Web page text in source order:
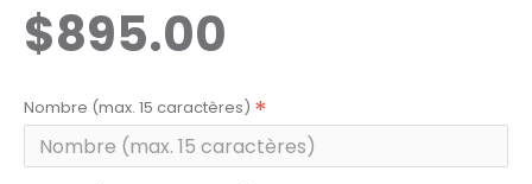
$895.00
Nombre (max. 15 caractères)